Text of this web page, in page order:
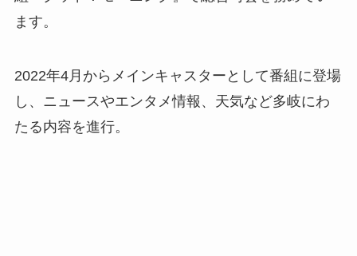
ます。
2022年4月からメインキャスターとして番組に登場
し、ニュースやエンタメ情報、天気など多岐にわ
たる内容を進行。